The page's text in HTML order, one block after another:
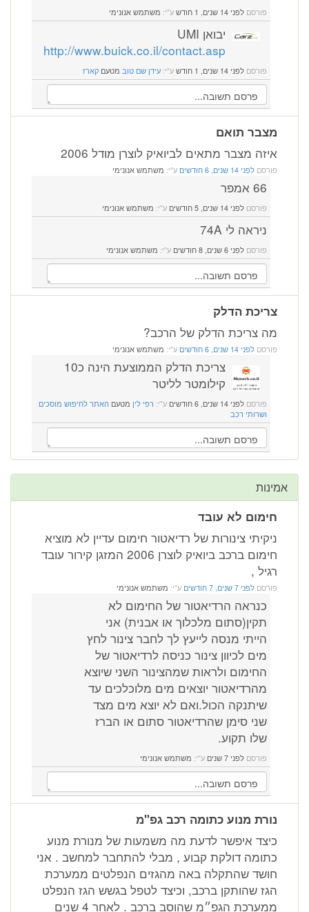
פורסם לפני 14 שנים, 1 חודש ע"י: משתמש אנונימי
יבואן UMI
http://www.buick.co.il/contact.asp
פורסם לפני 14 שנים, 1 חודש ע"י: עידן שם טוב מטעם קארז
מצבר תואם
איזה מצבר מתאים לביואיק לוצרן מודל 2006
פורסם לפני 14 שנים, 6 חודשים ע"י: משתמש אנונימי
66 אמפר
פורסם לפני 14 שנים, 5 חודשים ע"י: משתמש אנונימי
ניראה לי 74A
פורסם לפני 6 שנים, 8 חודשים ע"י: משתמש אנונימי
צריכת הדלק
מה צריכת הדלק של הרכב?
פורסם לפני 14 שנים, 6 חודשים ע"י: משתמש אנונימי
צריכת הדלק הממוצעת הינה כ10
קילומטר לליטר
פורסם לפני 14 שנים, 6 חודשים ע"י: רפי לין מטעם האתר לחיפוש מוסכים
ושרותי רכב
אמינות
חימום לא עובד
ניקיתי צינורות של רדיאטור חימום עדיין לא מוציא
חימום ברכב ביואיק לוצרן 2006 המזגן קירור עובד
רגיל ,
פורסם לפני 7 שנים, 7 חודשים ע"י: משתמש אנונימי
כנראה הרדיאטור של החימום לא
תקין(סתום מלכלוך או אבנית) אני
הייתי מנסה לייעץ לך לחבר צינור לחץ
מים לכיוון צינור כניסה לרדיאטור של
החימום ולראות שמהצינור השני שיוצא
מהרדיאטור יוצאים מים מלוכלכים עד
שיתנקה הכול.ואם לא יוצא מים מצד
שני סימן שהרדיאטור סתום או הברז
שלו תקוע.
פורסם לפני 7 שנים ע"י: משתמש אנונימי
נורת מנוע כתומה רכב גפ"מ
כיצד איפשר לדעת מה משמעות של מנורת מנוע
כתומה דולקת קבוע , מבלי להתחבר למחשב . אני
חושד שהתקלה באה מהגזים הנפלטים ממערכת
הגז שהותקן ברכב, וכיצד לטפל בגשש הגז הנפלט
ממערכת הגפ״מ שהוסב ברכב . לאחר 4 שנים